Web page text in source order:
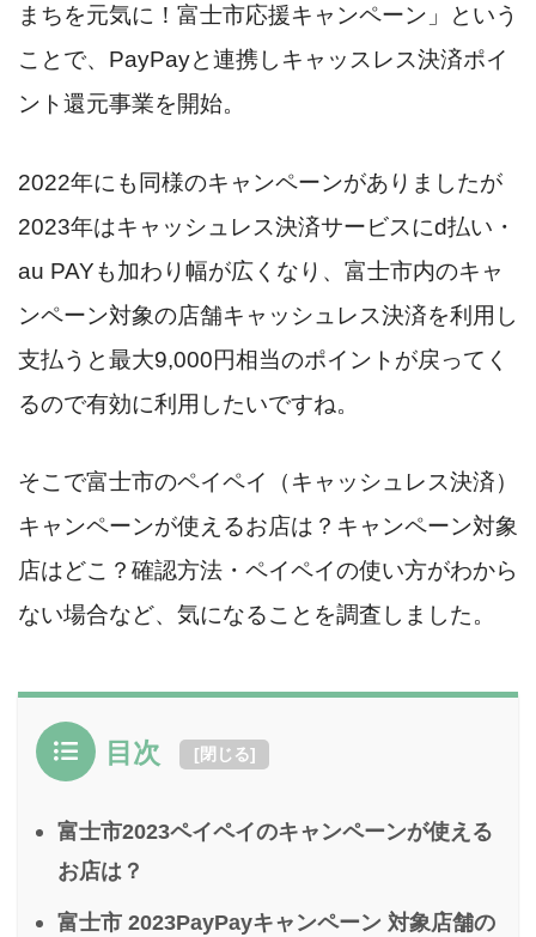
まちを元気に！富士市応援キャンペーン」という
ことで、PayPayと連携しキャッスレス決済ポイ
ント還元事業を開始。
2022年にも同様のキャンペーンがありましたが
2023年はキャッシュレス決済サービスにd払い・
au PAYも加わり幅が広くなり、富士市内のキャ
ンペーン対象の店舗キャッシュレス決済を利用し
支払うと最大9,000円相当のポイントが戻ってく
るので有効に利用したいですね。
そこで富士市のペイペイ（キャッシュレス決済）
キャンペーンが使えるお店は？キャンペーン対象
店はどこ？確認方法・ペイペイの使い方がわから
ない場合など、気になることを調査しました。
目次 [閉じる]
富士市2023ペイペイのキャンペーンが使える
お店は？
富士市 2023PayPayキャンペーン 対象店舗の